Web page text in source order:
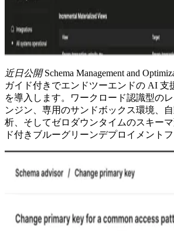
近日公開Schema Management and
ガイド付きでエンドツーエンドの AI 支
を導入します。ワークロード認識型の
ンジン、専用のサンドボックス環境、
析、そしてゼロダウンタイムのスキー
ド付きブルーグリーンデプロイメント